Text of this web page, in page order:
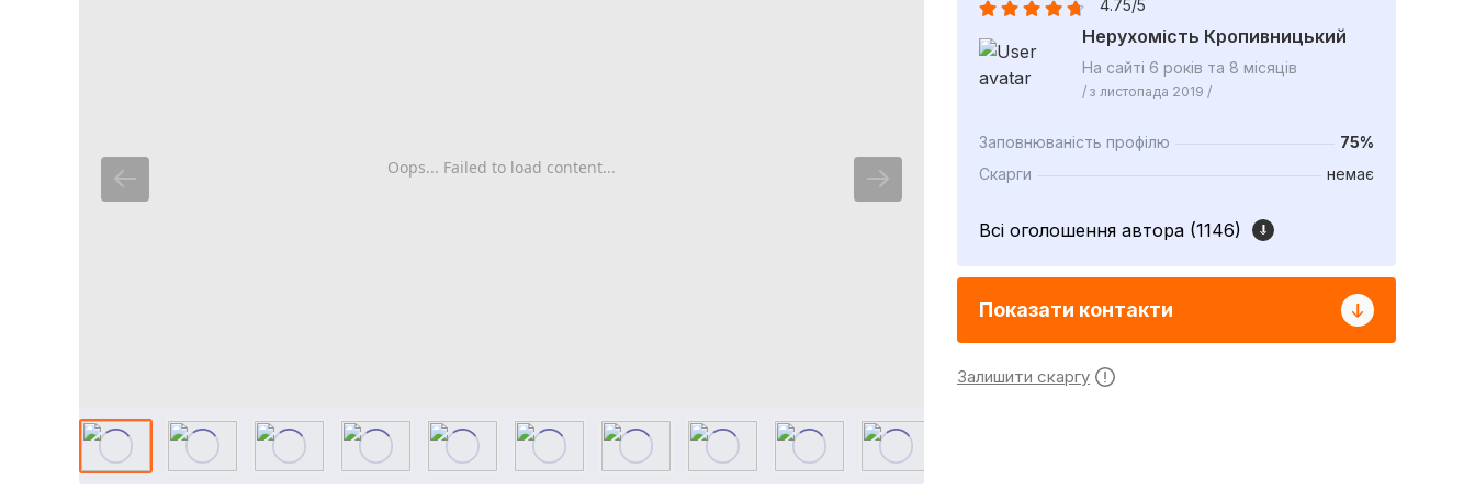
Oops... Failed to load content...
4.75/5
Нерухомість Кропивницький
На сайті 6 років та 8 місяців
/ з листопада 2019 /
Заповнюваність профілю
75%
Скарги
немає
Всі оголошення автора (1146)
Показати контакти
Залишити скаргу